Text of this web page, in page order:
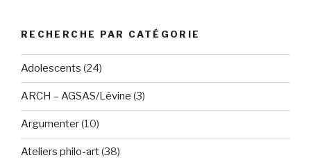
RECHERCHE PAR CATÉGORIE
Adolescents (24)
ARCH – AGSAS/Lévine (3)
Argumenter(10)
Ateliers philo-art(38)